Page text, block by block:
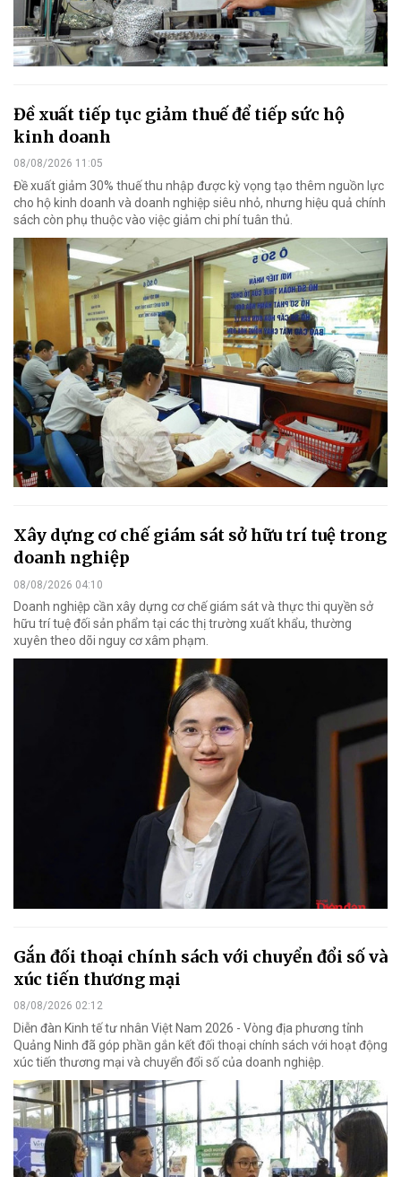
Đề xuất tiếp tục giảm thuế để tiếp sức hộ
kinh doanh
08/08/2026 11:05
Đề xuất giảm 30% thuế thu nhập được kỳ vọng tạo thêm nguồn lực
cho hộ kinh doanh và doanh nghiệp siêu nhỏ, nhưng hiệu quả chính
sách còn phụ thuộc vào việc giảm chi phí tuân thủ.
Xây dựng cơ chế giám sát sở hữu trí tuệ trong
doanh nghiệp
08/08/2026 04:10
Doanh nghiệp cần xây dựng cơ chế giám sát và thực thi quyền sở
hữu trí tuệ đối sản phẩm tại các thị trường xuất khẩu, thường
xuyên theo dõi nguy cơ xâm phạm.
Gắn đối thoại chính sách với chuyển đổi số và
xúc tiến thương mại
08/08/2026 02:12
Diễn đàn Kinh tế tư nhân Việt Nam 2026 - Vòng địa phương tỉnh
Quảng Ninh đã góp phần gắn kết đối thoại chính sách với hoạt động
xúc tiến thương mại và chuyển đổi số của doanh nghiệp.